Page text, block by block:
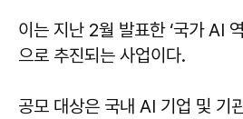
이는 지난 2월 발표한 ‘국가 AI
으로 추진되는 사업이다.
공모 대상은 국내 AI 기업 및 기